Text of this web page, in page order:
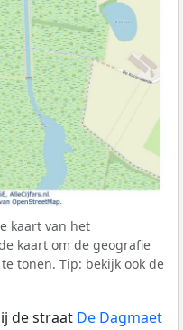
kaart van het
kaart om de geografie
te tonen. Tip: bekijk ook de
de straat De Dagmaet